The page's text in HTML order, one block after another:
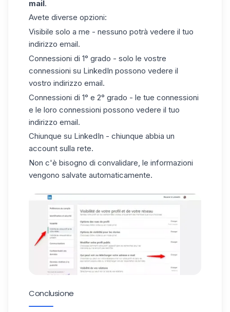
mail.
Avete diverse opzioni:
Visibile solo a me - nessuno potrà vedere il tuo
indirizzo email.
Connessioni di 1° grado - solo le vostre
connessioni su LinkedIn possono vedere il
vostro indirizzo email.
Connessioni di 1° e 2° grado - le tue connessioni
e le loro connessioni possono vedere il tuo
indirizzo email.
Chiunque su LinkedIn - chiunque abbia un
account sulla rete.
Non c'è bisogno di convalidare, le informazioni
vengono salvate automaticamente.
Conclusione